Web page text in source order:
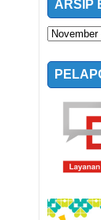
ARSIP